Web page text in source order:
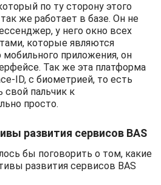
по ту сторону этого
же работает в базе. Он не
у него окно всех
которые являются
мобильного приложения, он
Так же эта платформа
ID, с биометрией, то есть
свой пальчик к
просто.
развития сервисов BAS
бы поговорить о том, какие
развития сервисов BAS